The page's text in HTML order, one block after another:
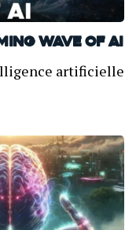
wave of AI
artificielle